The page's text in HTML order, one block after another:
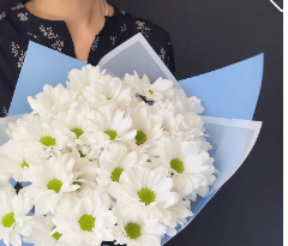
прозрачная матовая пленка
50 см
30 см